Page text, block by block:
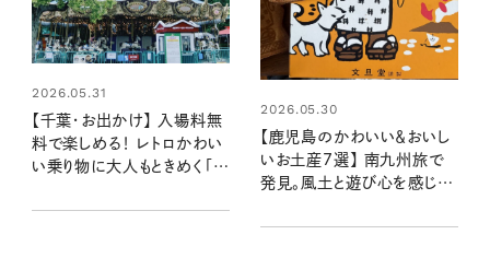
2026.05.31
【千葉・お出かけ】 入場料無
料で楽しめる！ レトロかわい
い乗り物に大人もときめく「も
した
2026.05.30
【鹿児島のかわいい＆おいし
いお土産7選】 南九州旅で
発見。風土と遊び心を感じ
逸品